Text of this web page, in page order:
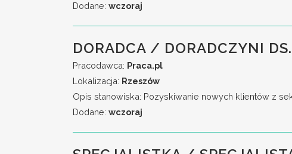
Dodane: wczoraj
DORADCA / DORADCZYNI
Pracodawca: Praca.pl
Lokalizacja: Rzeszów
Opis stanowiska: Pozyskiwanie nowych klientów z
Dodane: wczoraj